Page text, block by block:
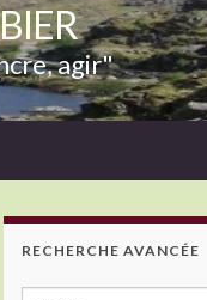
agir"
RECHERCHE AVANCÉE